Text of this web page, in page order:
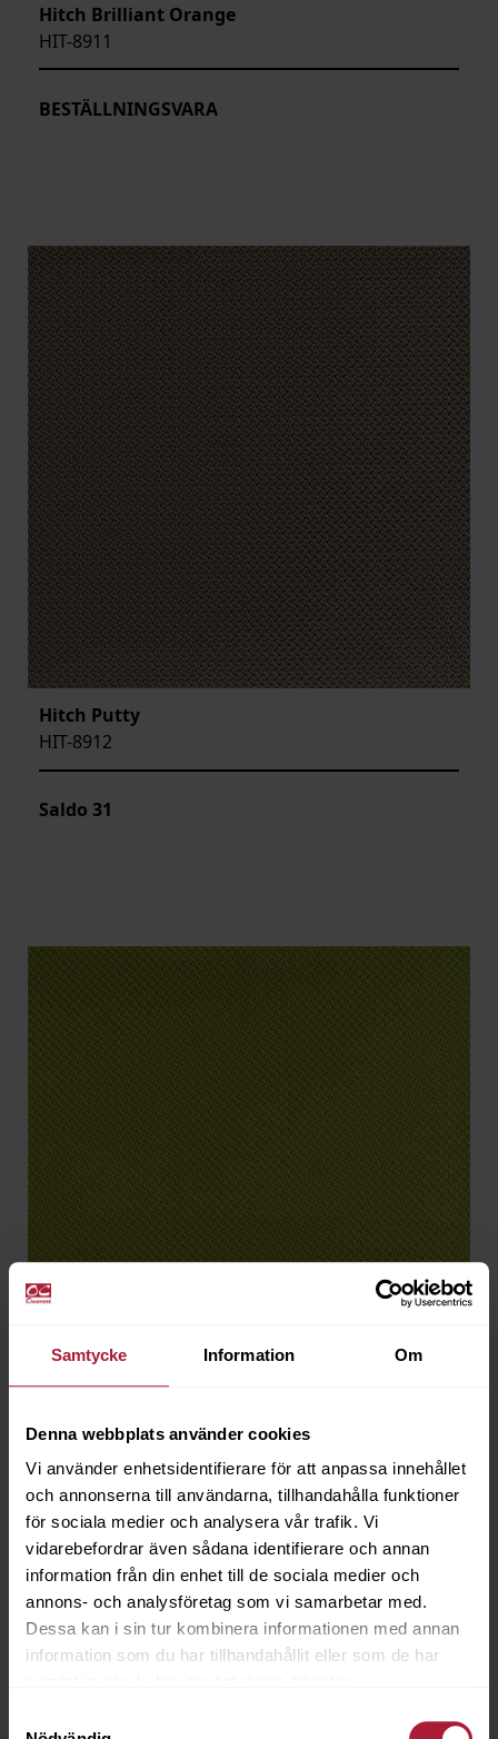
Samtycke Information Om
Denna webbplats använder cookies
Vi använder enhetsidentifierare för att anpassa innehållet
och annonserna till användarna, tillhandahålla funktioner
för sociala medier och analysera vår trafik. Vi
vidarebefordrar även sådana identifierare och annan
information från din enhet till de sociala medier och
annons- och analysföretag som vi samarbetar med.
Dessa kan i sin tur kombinera informationen med annan
information som du har tillhandahållit eller som de har
Hitch Brilliant Orange
HIT-8911
BESTÄLLNINGSVARA
Hitch Putty
HIT-8912
Saldo 31
HIT-8913
Artikeln är utgående